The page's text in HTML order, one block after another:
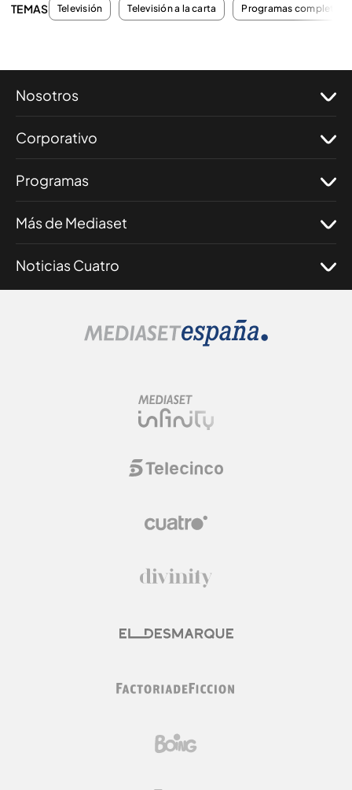
TEMAS Televisión Televisión a la carta Programas completos
Nosotros
Corporativo
Programas
Más de Mediaset
Noticias Cuatro